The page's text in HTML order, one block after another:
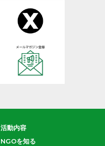
活動内容
NGOを知る